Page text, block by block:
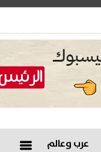
عرب وعالم